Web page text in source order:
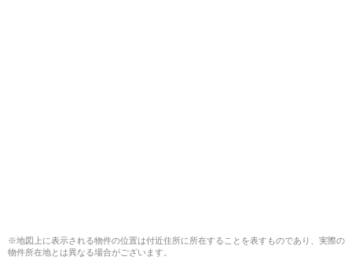
※地図上に表示される物件の位置は付近住所に所在することを表すものであり、実際の
物件所在地とは異なる場合がございます。